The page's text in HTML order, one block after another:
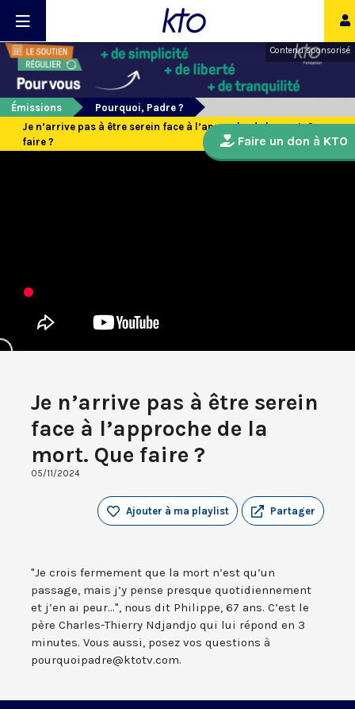
Contenu sponsorisé
Émissions
Pourquoi, Padre ?
Je n’arrive pas à être serein face à l’approche de la mort. Que
faire ?
Je n’arrive pas à être serein
face à l’approche de la
mort. Que faire ?
05/11/2024
Partager
Ajouter à ma playlist
"Je crois fermement que la mort n’est qu’un
passage, mais j’y pense presque quotidiennement
et j’en ai peur...", nous dit Philippe, 67 ans. C’est le
père Charles-Thierry Ndjandjo qui lui répond en 3
minutes. Vous aussi, posez vos questions à
pourquoipadre@ktotv.com.
Faire un don à KTO